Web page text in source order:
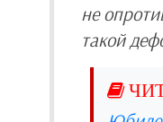
не
такой